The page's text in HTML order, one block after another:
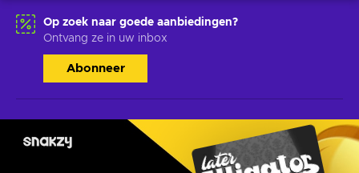
Op zoek naar goede aanbiedingen?
Ontvang ze in uw inbox
Abonneer